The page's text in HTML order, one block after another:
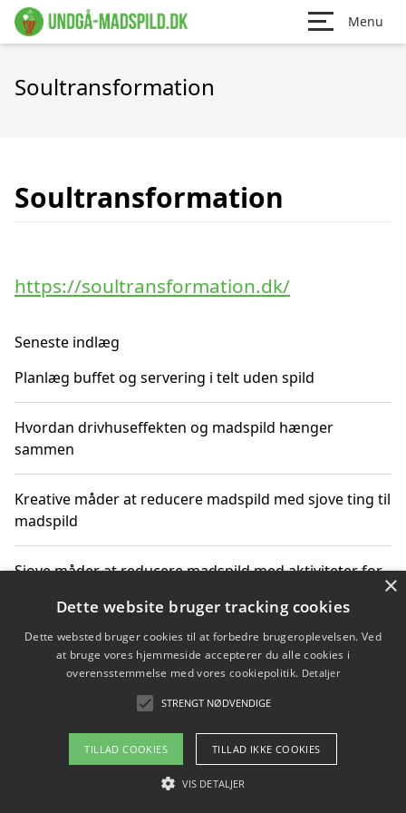
Menu
Soultransformation
Soultransformation
https://soultransformation.dk/
Seneste indlæg
Planlæg buffet og servering i telt uden spild
Hvordan drivhuseffekten og madspild hænger
sammen
Kreative måder at reducere madspild med sjove ting til
madspild
Sjove måder at reducere madspild med aktiviteter for
Hvor finder jeg nemme måltidskasser i Vejle
Om / kontakt
Blog Betingelser
×
Dette website bruger tracking cookies
Dette websted bruger cookies til at forbedre brugeroplevelsen. Ved
at bruge vores hjemmeside accepterer du alle cookies i
overensstemmelse med vores cookiepolitik. Detaljer
STRENGT NØDVENDIGE
TILLAD COOKIES TILLAD IKKE COOKIES
VIS DETALJER